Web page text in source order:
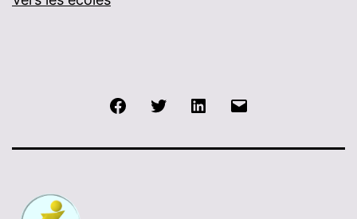
FacebookTwitter LinkedIn